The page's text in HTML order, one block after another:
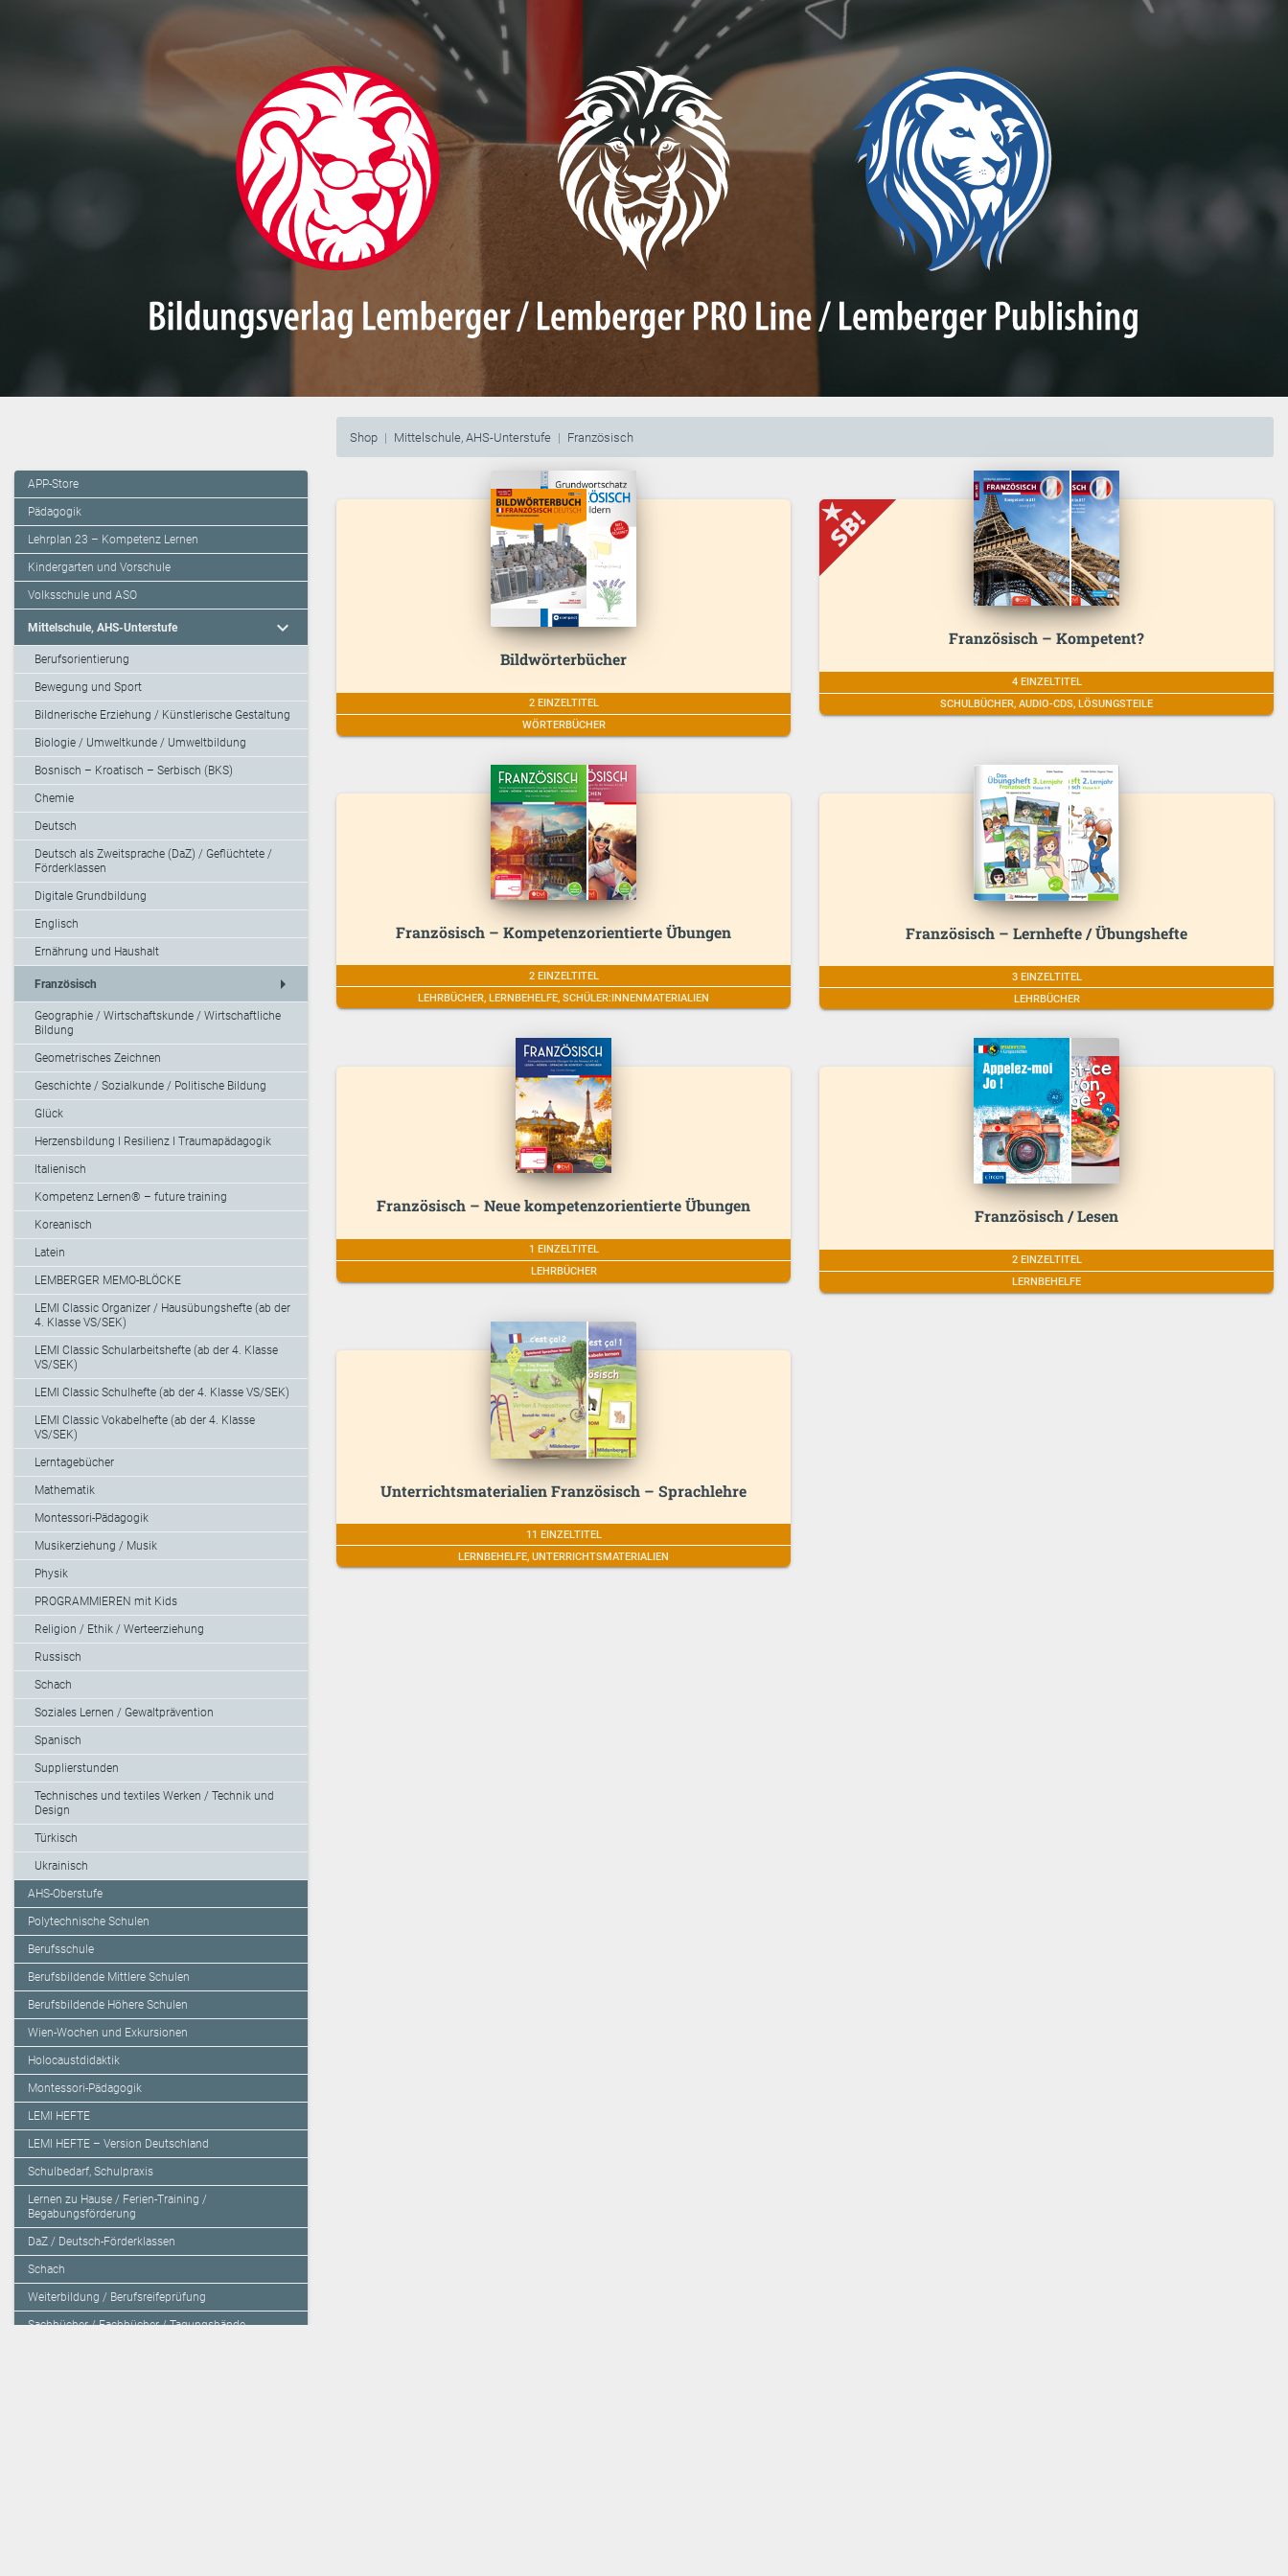
Shop Mittelschule, AHS-Unterstufe Französisch
APP-Store
Pädagogik
Lehrplan 23 – Kompetenz Lernen
Kindergarten und Vorschule
Volksschule und ASO
Mittelschule, AHS-Unterstufe expand_more
Berufsorientierung
Bewegung und Sport
Bildnerische Erziehung / Künstlerische Gestaltung
Biologie / Umweltkunde / Umweltbildung
Bosnisch – Kroatisch – Serbisch (BKS)
Chemie
Deutsch
Deutsch als Zweitsprache (DaZ) / Geflüchtete /
Förderklassen
Digitale Grundbildung
Englisch
Ernährung und Haushalt
Französisch arrow_right
Geographie / Wirtschaftskunde / Wirtschaftliche
Bildung
Geometrisches Zeichnen
Geschichte / Sozialkunde / Politische Bildung
Glück
Herzensbildung I Resilienz I Traumapädagogik
Italienisch
Kompetenz Lernen® – future training
Koreanisch
Latein
LEMBERGER MEMO-BLÖCKE
LEMI Classic Organizer / Hausübungshefte (ab der
4. Klasse VS/SEK)
LEMI Classic Schularbeitshefte (ab der 4. Klasse
VS/SEK)
LEMI Classic Schulhefte (ab der 4. Klasse VS/SEK)
LEMI Classic Vokabelhefte (ab der 4. Klasse
VS/SEK)
Lerntagebücher
Mathematik
Montessori-Pädagogik
Musikerziehung / Musik
Physik
PROGRAMMIEREN mit Kids
Religion / Ethik / Werteerziehung
Russisch
Schach
Soziales Lernen / Gewaltprävention
Spanisch
Supplierstunden
Technisches und textiles Werken / Technik und
Design
Türkisch
Ukrainisch
AHS-Oberstufe
Polytechnische Schulen
Berufsschule
Berufsbildende Mittlere Schulen
Berufsbildende Höhere Schulen
Wien-Wochen und Exkursionen
Holocaustdidaktik
Montessori-Pädagogik
LEMI HEFTE
LEMI HEFTE – Version Deutschland
Schulbedarf, Schulpraxis
Lernen zu Hause / Ferien-Training /
Begabungsförderung
DaZ / Deutsch-Förderklassen
Schach
Weiterbildung / Berufsreifeprüfung
Sachbücher / Fachbücher / Tagungsbände
Bildwörterbücher
2 EINZELTITEL
WÖRTERBÜCHER
Französisch – Kompetent?
4 EINZELTITEL
SCHULBÜCHER, AUDIO-CDS, LÖSUNGSTEILE
Französisch – Kompetenzorientierte Übungen
2 EINZELTITEL
LEHRBÜCHER, LERNBEHELFE, SCHÜLER:INNENMATERIALIEN
Französisch – Lernhefte / Übungshefte
3 EINZELTITEL
LEHRBÜCHER
Französisch – Neue kompetenzorientierte Übungen
1 EINZELTITEL
LEHRBÜCHER
Französisch / Lesen
2 EINZELTITEL
LERNBEHELFE
Unterrichtsmaterialien Französisch – Sprachlehre
11 EINZELTITEL
LERNBEHELFE, UNTERRICHTSMATERIALIEN